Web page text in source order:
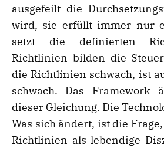
ausgefeilt die
wird, sie erfüllt immer nur
setzt die definierten
Richtlinien bilden die
die Richtlinien schwach, ist
schwach. Das Framework
dieser Gleichung. Die
Was sich ändert, ist die
Richtlinien als lebendige